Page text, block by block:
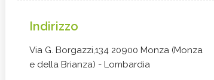
Indirizzo
Via G. Borgazzi,134 20900 Monza (Monza
e della Brianza) - Lombardia